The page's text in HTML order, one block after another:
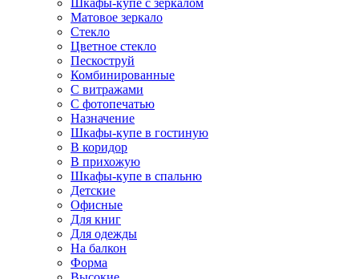
Шкафы-купе с зеркалом
Матовое зеркало
Стекло
Цветное стекло
Пескоструй
Комбинированные
С витражами
С фотопечатью
Назначение
Шкафы-купе в гостиную
В коридор
В прихожую
Шкафы-купе в спальню
Детские
Офисные
Для книг
Для одежды
На балкон
Форма